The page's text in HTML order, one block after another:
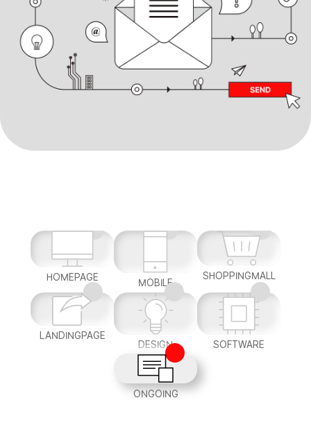
HOMEPAGE MOBILE
SHOPPINGMALL
LANDINGPAGE
DESIGN
SOFTWARE
ONGOING